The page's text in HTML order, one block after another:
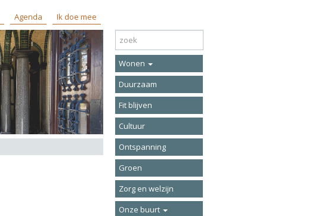
Agenda Ik doe mee
Wonen
Duurzaam
Fit blijven
Cultuur
Ontspanning
Groen
Zorg en welzijn
Onze buurt